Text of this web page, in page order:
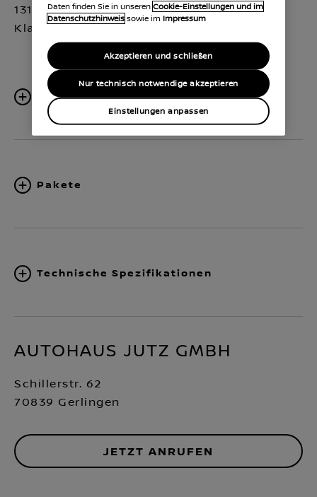
131 (g/km); CO₂-
Klasse:D
Ausstattungsspezifikationen
Pakete
Technische Spezifikationen
AUTOHAUS JUTZ GMBH
Schillerstr. 62
70839 Gerlingen
JETZT ANRUFEN
Daten finden Sie in unseren Cookie-Einstellungen und im
Datenschutzhinweissowie im Impressum
Einstellungen anpassen
Nur technisch notwendige akzeptieren
Akzeptieren und schließen